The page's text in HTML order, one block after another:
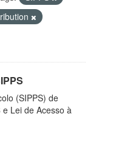
(SIPPS) de
Lei de Acesso à